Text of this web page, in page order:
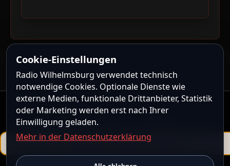
Powered byShoutcastMedia CMS
Cookie-Einstellungen
Radio Wilhelmsburg verwendet technisch
notwendige Cookies. Optionale Dienste wie
externe Medien, funktionale Drittanbieter, Statistik
oder Marketing werden erst nach Ihrer
Einwilligung geladen.
Mehr in der Datenschutzerklärung